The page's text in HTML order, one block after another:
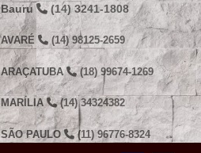
Bauru (14) 3241-1808
AVARÉ (14) 98125-2659
ARAÇATUBA (18) 99674-1269
MARÍLIA (14) 34324382
SÃO PAULO (11) 96776-8324